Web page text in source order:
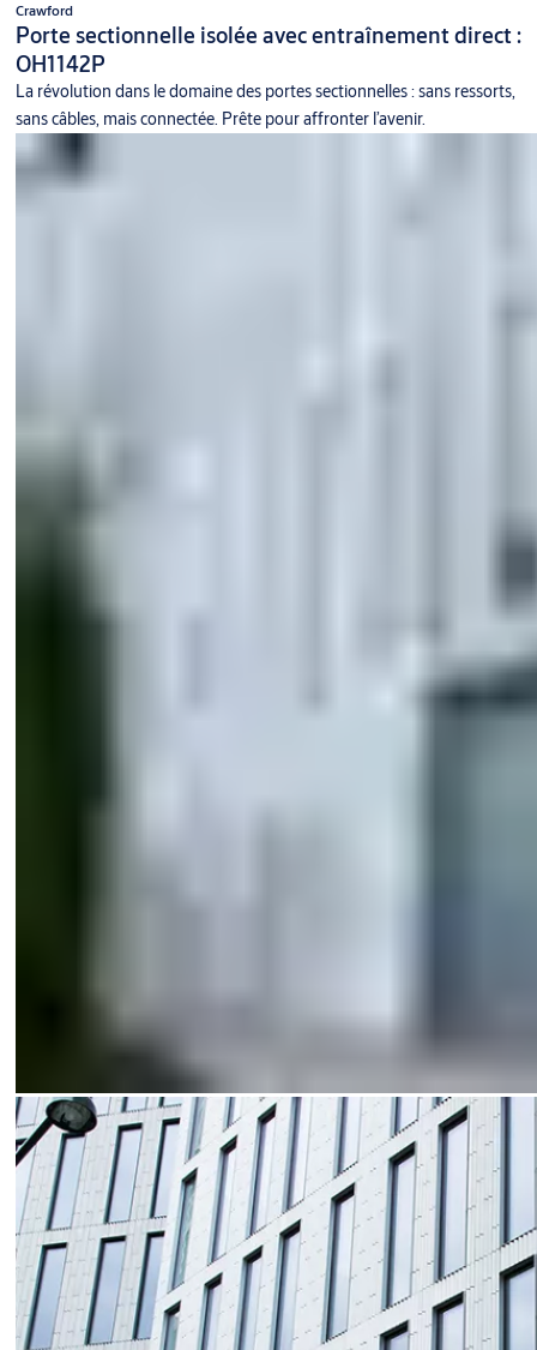
Crawford
Porte sectionnelle isolée avec entraînement direct :
OH1142P
La révolution dans le domaine des portes sectionnelles : sans ressorts,
sans câbles, mais connectée. Prête pour affronter l’avenir.